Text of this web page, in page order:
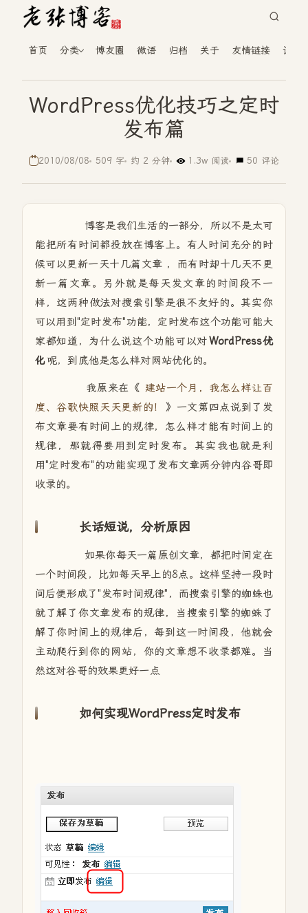
首页 分类 博友圈 微语 归档 关于 友情链接 读者
WordPress优化技巧之定时
发布篇
2010/08/08 509 字 约 2 分钟 1.3w 阅读 50 评论
博客是我们生活的一部分，所以不是太可
能把所有时间都投放在博客上。有人时间充分的时
候可以更新一天十几篇文章 ，而有时却十几天不更
新一篇文章。另外就是每天发文章的时间段不一
样，这两种做法对搜索引擎是很不友好的。其实你
可以用到"定时发布"功能，定时发布这个功能可能大
家都知道，为什么说这个功能可以对WordPress优
化呢，到底他是怎么样对网站优化的。
我原来在《 建站一个月，我怎么样让百
度、谷歌快照天天更新的！
》一文第四点说到了发
布文章要有时间上的规律，怎么样才能有时间上的
规律，那就得要用到定时发布。其实我也就是利
用"定时发布"的功能实现了发布文章两分钟内谷哥即
收录的。
长话短说，分析原因
如果你每天一篇原创文章，都把时间定在
一个时间段，比如每天早上的8点。这样坚持一段时
间后便形成了"发布时间规律"，而搜索引擎的蜘蛛也
就了解了你文章发布的规律，当搜索引擎的蜘蛛了
解了你时间上的规律后，每到这一时间段，他就会
主动爬行到你的网站，你的文章想不收录都难。当
然这对谷哥的效果更好一点
如何实现WordPress定时发布